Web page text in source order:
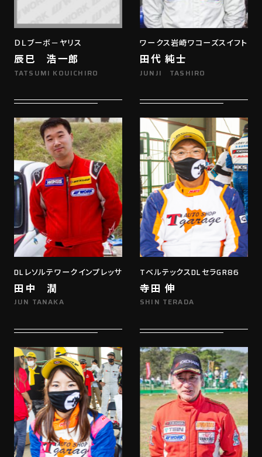
ＤＬブーボ－ヤリス
辰巳 浩一郎
TATSUMI KOUICHIRO
ワークス岩崎ワコーズスイフト
田代 純士
JUNJI TASHIRO
DLレソルテワークインプレッサ
田中 潤
JUN TANAKA
TベルテックスDLセラGR86
寺田 伸
SHIN TERADA